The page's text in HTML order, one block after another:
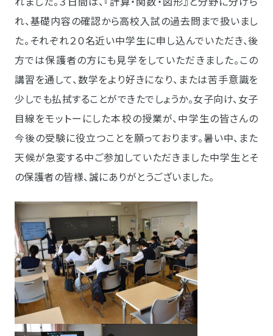
れ、基礎内容の確認から高校入試の過去問まで扱いまし
た。それぞれ２０名近い中学生に申し込んでいただき、後
方では保護者の方にも見学をしていただきました。この
講習を通して、数学をより好きになり、または苦手意識を
少しでも払拭することができたでしょうか。女子向け、女子
目線をモットーにした本校の授業が、中学生の皆さんの
今後の受験に役立つことを願っております。暑い中、また
天候が急変する中ご参加していただきました中学生とそ
の保護者の皆様、誠にありがとうございました。